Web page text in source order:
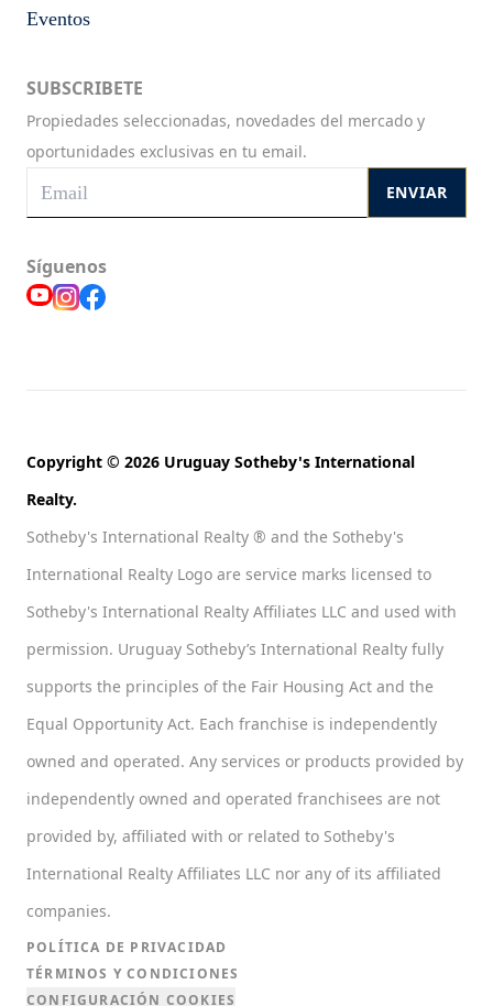
Eventos
SUBSCRIBETE
Propiedades seleccionadas, novedades del mercado y
oportunidades exclusivas en tu email.
ENVIAR
Síguenos
Copyright © 2026 Uruguay Sotheby's International
Realty.
Sotheby's International Realty ® and the Sotheby's
International Realty Logo are service marks licensed to
Sotheby's International Realty Affiliates LLC and used with
permission. Uruguay Sotheby’s International Realty fully
supports the principles of the Fair Housing Act and the
Equal Opportunity Act. Each franchise is independently
owned and operated. Any services or products provided by
independently owned and operated franchisees are not
provided by, affiliated with or related to Sotheby's
International Realty Affiliates LLC nor any of its affiliated
companies.
POLÍTICA DE PRIVACIDAD
TÉRMINOS Y CONDICIONES
CONFIGURACIÓN COOKIES